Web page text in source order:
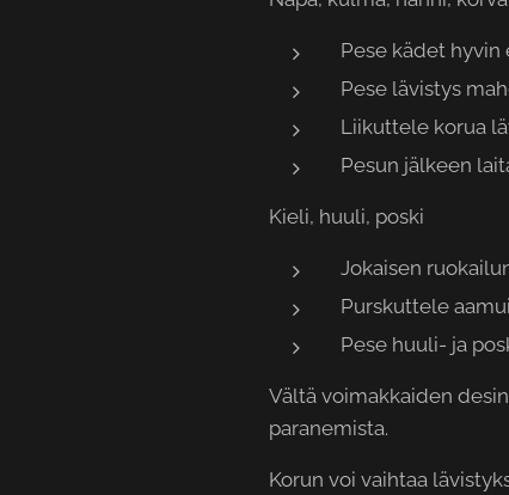
Pese kädet hyvin
Pese lävistys
Liikuttele korua
Pesun jälkeen
Kieli, huuli, poski
Jokaisen
Purskuttele
Pese huuli- ja
Vältä voimakkaiden
paranemista.
Korun voi vaihtaa